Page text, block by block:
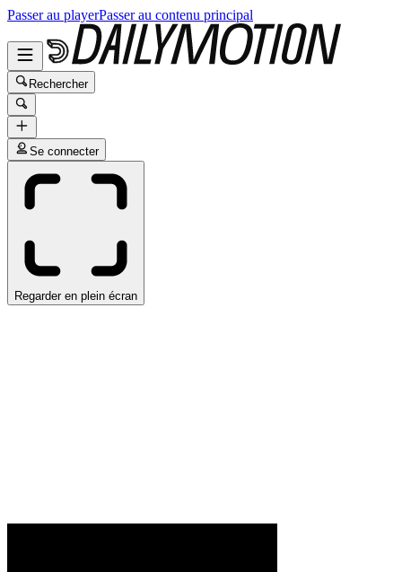
Passer au playerPasser au contenu principal
Rechercher
Se connecter
Regarder en plein écran